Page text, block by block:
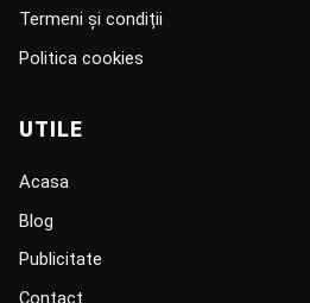
Termeni și condiții
Politica cookies
UTILE
Acasa
Blog
Publicitate
Contact